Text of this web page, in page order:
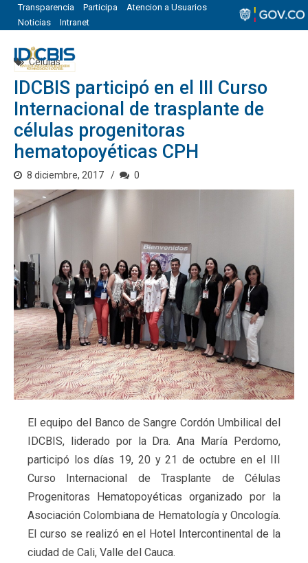
Transparencia Participa
Atencion a Usuarios
Noticias
Intranet
Células
IDCBIS participó en el III Curso
Internacional de trasplante de
células progenitoras
hematopoyéticas CPH
8 diciembre, 2017 0
El equipo del Banco de Sangre Cordón Umbilical del
IDCBIS, liderado por la Dra. Ana María Perdomo,
participó los días 19, 20 y 21 de octubre en el III
Curso Internacional de Trasplante de Células
Progenitoras Hematopoyéticas organizado por la
Asociación Colombiana de Hematología y Oncología.
El curso se realizó en el Hotel Intercontinental de la
ciudad de Cali, Valle del Cauca.